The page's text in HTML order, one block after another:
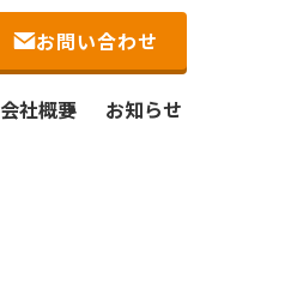
会社概要 お知らせ
お問い合わせ